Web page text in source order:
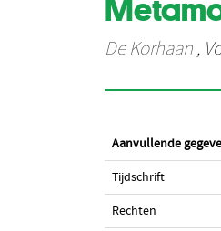
De Korhaan,
Aanvullende
Tijdschrift
Rechten